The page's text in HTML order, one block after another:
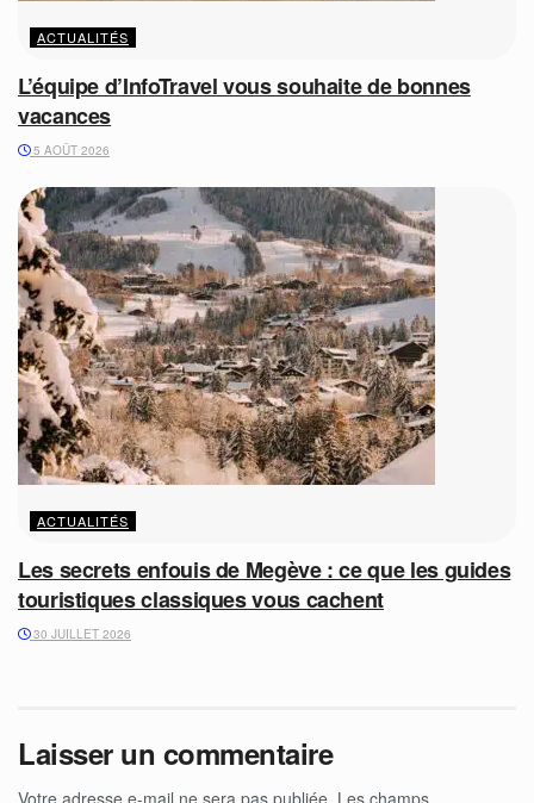
ACTUALITÉS
L’équipe d’InfoTravel vous souhaite de bonnes
vacances
5 AOÛT 2026
ACTUALITÉS
Les secrets enfouis de Megève : ce que les guides
touristiques classiques vous cachent
30 JUILLET 2026
Laisser un commentaire